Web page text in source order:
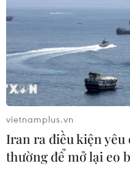
Bức tranh tường tại
Đến thôn Hòn Thiên
Ninh Hải (Ninh
việc xuất hiện một
40 bức tranh tường,
Những bức tường nhà
họa sỹ trang trí bằng
pháp sắc sảo, màu sắc
vietnamplus.vn
Iran ra điều kiện
thường để mở lại eo